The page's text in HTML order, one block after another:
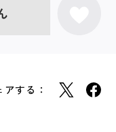
アする：